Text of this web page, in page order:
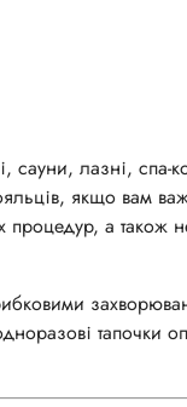
сауни, лазні,
якщо вам
процедур, а також
тапочки